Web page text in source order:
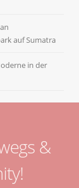
auf Sumatra
in der
&